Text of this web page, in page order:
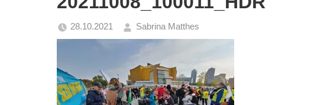
28.10.2021 Sabrina Matthes